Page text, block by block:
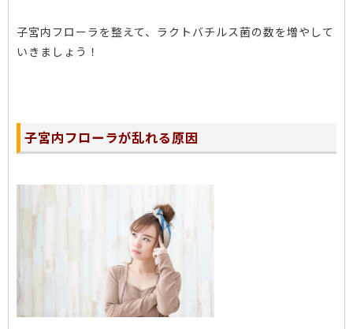
子宮内フローラを整えて、ラクトバチルス菌の数を増やして
いきましょう！
子宮内フローラが乱れる原因